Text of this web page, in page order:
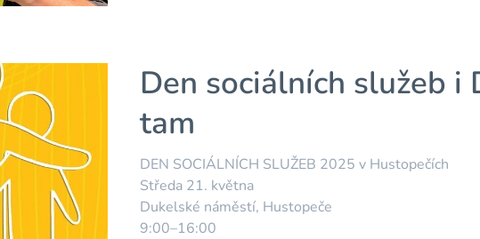
Den sociálních služeb i
tam
DEN SOCIÁLNÍCH SLUŽEB 2025 v Hustopečích
Středa 21. května
Dukelské náměstí, Hustopeče
9:00–16:00